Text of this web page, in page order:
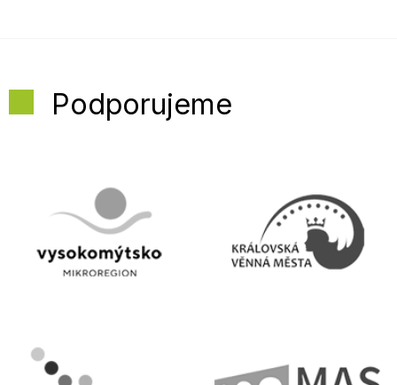
Podporujeme